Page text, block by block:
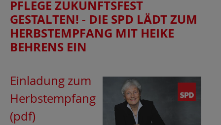
PFLEGE ZUKUNFTSFEST
GESTALTEN! - DIE SPD LÄDT ZUM
HERBSTEMPFANG MIT HEIKE
BEHRENS EIN
Einladung zum
Herbstempfang
(pdf)